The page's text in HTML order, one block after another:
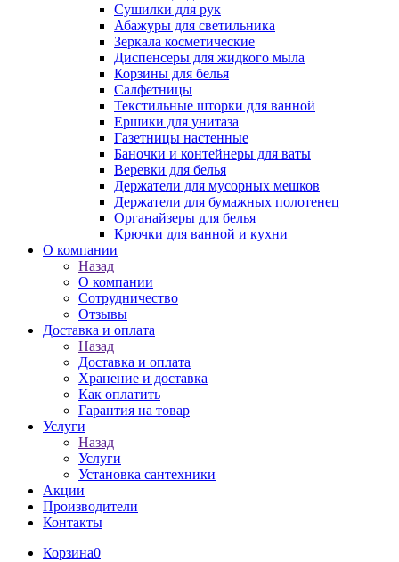
Сушилки для рук
Абажуры для светильника
Зеркала косметические
Диспенсеры для жидкого мыла
Корзины для белья
Салфетницы
Текстильные шторки для ванной
Ершики для унитаза
Газетницы настенные
Баночки и контейнеры для ваты
Веревки для белья
Держатели для мусорных мешков
Держатели для бумажных полотенец
Органайзеры для белья
Крючки для ванной и кухни
О компании
Назад
О компании
Сотрудничество
Отзывы
Доставка и оплата
Назад
Доставка и оплата
Хранение и доставка
Как оплатить
Гарантия на товар
Услуги
Назад
Услуги
Установка сантехники
Акции
Производители
Контакты
Корзина0